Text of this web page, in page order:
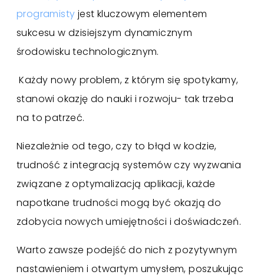
programisty jest kluczowym elementem
sukcesu w dzisiejszym dynamicznym
środowisku technologicznym.
Każdy nowy problem, z którym się spotykamy,
stanowi okazję do nauki i rozwoju- tak trzeba
na to patrzeć.
Niezależnie od tego, czy to błąd w kodzie,
trudność z integracją systemów czy wyzwania
związane z optymalizacją aplikacji, każde
napotkane trudności mogą być okazją do
zdobycia nowych umiejętności i doświadczeń.
Warto zawsze podejść do nich z pozytywnym
nastawieniem i otwartym umysłem, poszukując